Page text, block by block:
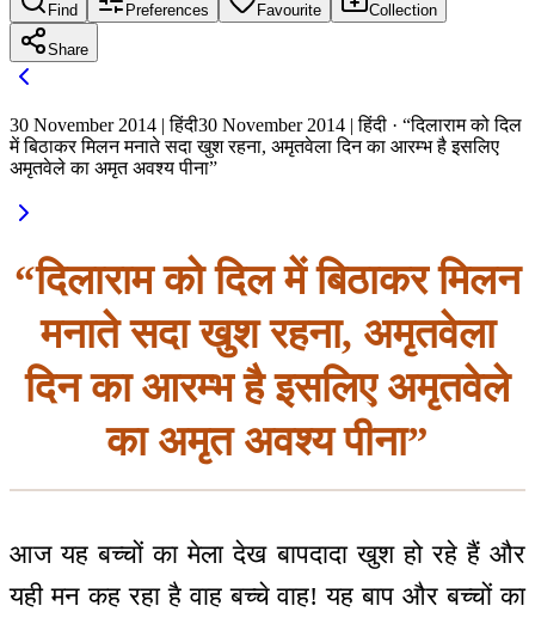
Find Preferences Favourite Collection
Share
30 November 2014 | हिंदी30 November 2014 | हिंदी · “दिलाराम को दिल
में बिठाकर मिलन मनाते सदा खुश रहना, अमृतवेला दिन का आरम्भ है इसलिए
अमृतवेले का अमृत अवश्य पीना”
“दिलाराम को दिल में बिठाकर मिलन
मनाते सदा खुश रहना, अमृतवेला
दिन का आरम्भ है इसलिए अमृतवेले
का अमृत अवश्य पीना”
आज यह बच्चों का मेला देख बापदादा खुश हो रहे हैं और
यही मन कह रहा है वाह बच्चे वाह! यह बाप और बच्चों का